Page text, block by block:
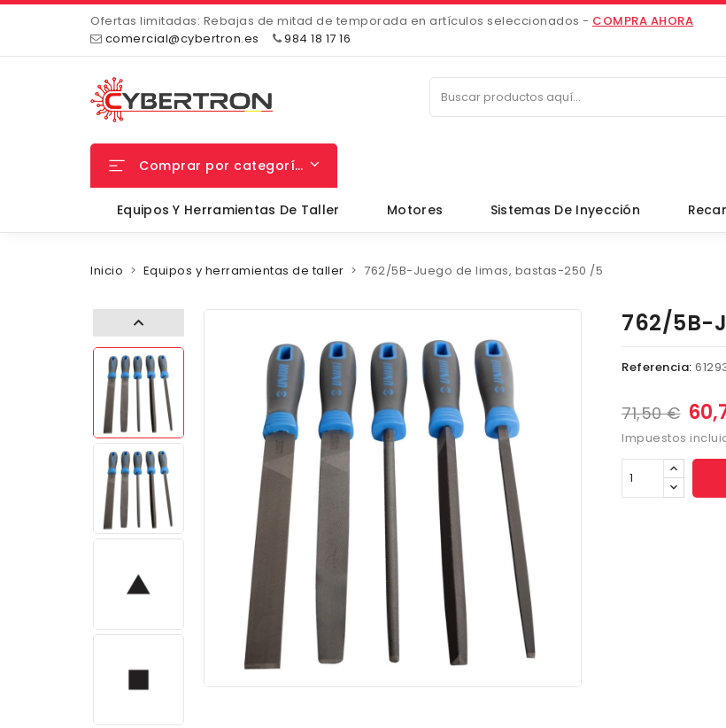
Ofertas limitadas: Rebajas de mitad de temporada en artículos seleccionados - COMPRA AHORA
comercial@cybertron.es
984 18 17 16
Comprar por categorías
Equipos Y Herramientas De Taller Motores Sistemas De Inyección
Inicio Equipos y herramientas de taller 762/5B-Juego de limas, bastas-250 /5
762/5B-
Referencia:
71,50 €
Impuestos